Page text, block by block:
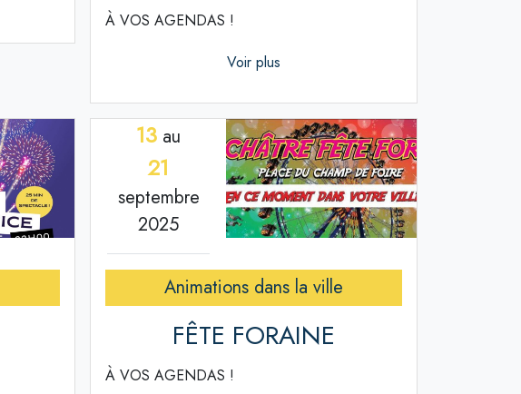
À VOS AGENDAS !
Voir plus
13 au
21
septembre
2025
Animations dans la ville
FÊTE FORAINE
À VOS AGENDAS !